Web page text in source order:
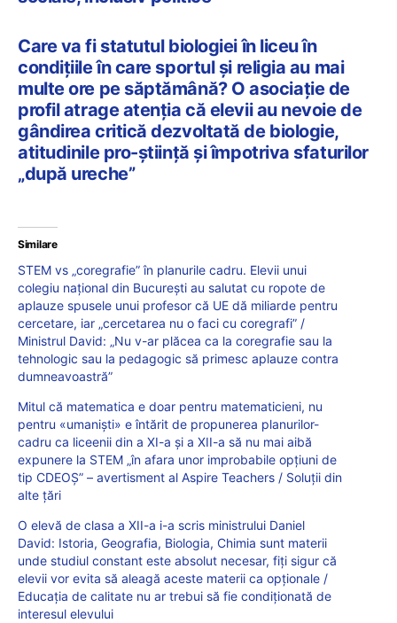
Care va fi statutul biologiei în liceu în
condițiile în care sportul și religia au mai
multe ore pe săptămână? O asociație de
profil atrage atenția că elevii au nevoie de
gândirea critică dezvoltată de biologie,
atitudinile pro-știință și împotriva sfaturilor
„după ureche”
Similare
STEM vs „coregrafie” în planurile cadru. Elevii unui
colegiu național din București au salutat cu ropote de
aplauze spusele unui profesor că UE dă miliarde pentru
cercetare, iar „cercetarea nu o faci cu coregrafi” /
Ministrul David: „Nu v-ar plăcea ca la coregrafie sau la
tehnologic sau la pedagogic să primesc aplauze contra
dumneavoastră”
Mitul că matematica e doar pentru matematicieni, nu
pentru «umaniști» e întărit de propunerea planurilor-
cadru ca liceenii din a XI-a și a XII-a să nu mai aibă
expunere la STEM „în afara unor improbabile opțiuni de
tip CDEOȘ” – avertisment al Aspire Teachers / Soluții din
alte țări
O elevă de clasa a XII-a i-a scris ministrului Daniel
David: Istoria, Geografia, Biologia, Chimia sunt materii
unde studiul constant este absolut necesar, fiți sigur că
elevii vor evita să aleagă aceste materii ca opționale /
Educația de calitate nu ar trebui să fie condiționată de
interesul elevului